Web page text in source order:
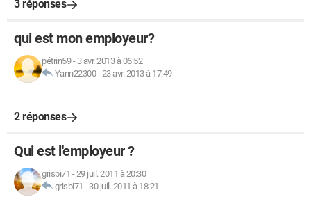
3 réponses
qui est mon employeur?
pétrin59- 3 avr. 2013 à 06:52
Yann22300-23 avr. 2013 à 17:49
2 réponses
Qui est l'employeur ?
grisbi71 -29 juil. 2011 à 20:30
grisbi71 - 30 juil. 2011 à 18:21